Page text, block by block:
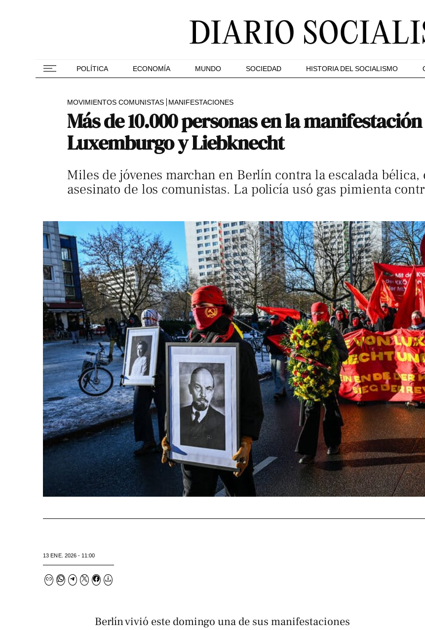
POLÍTICA ECONOMÍA MUNDO SOCIEDAD HISTORIA DEL SOCIALISMO
MOVIMIENTOS COMUNISTAS MANIFESTACIONES
Más de 10.000 personas en la
Luxemburgo y Liebknecht
Miles de jóvenes marchan en Berlín contra la escalada
asesinato de los comunistas. La policía usó gas pimienta
13 ENE. 2026 - 11:00
Berlín vivió este domingo una de sus manifestaciones